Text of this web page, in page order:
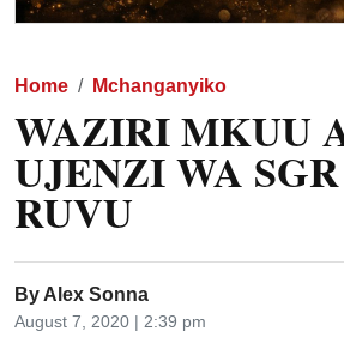
Home Mchanganyiko
WAZIRI MKUU
UJENZI WA
RUVU
By Alex Sonna
August 7, 2020 | 2:39 pm